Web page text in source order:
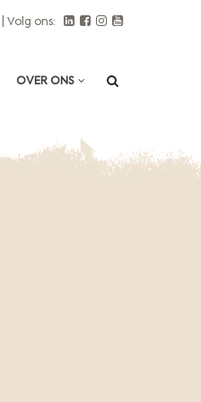
| Volg ons:
OVER ONS